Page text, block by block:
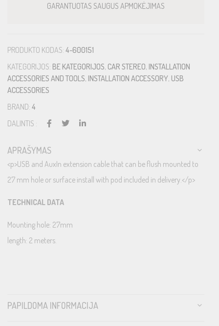
GARANTUOTAS SAUGUS APMOKĖJIMAS
PRODUKTO KODAS: 4-600151
KATEGORIJOS: BE KATEGORIJOS, CAR STEREO, INSTALLATION
ACCESSORIES AND TOOLS, INSTALLATION ACCESSORY, USB
ACCESSORIES
BRAND: 4
DALINTIS :
APRAŠYMAS
<p>USB and AuxIn extension cable that can be flush mounted to
27 mm hole or surface install with pod included in delivery.</p>
TECHNICAL DATA
Mounting hole: 27mm
length: 2 meters.
PAPILDOMA INFORMACIJA